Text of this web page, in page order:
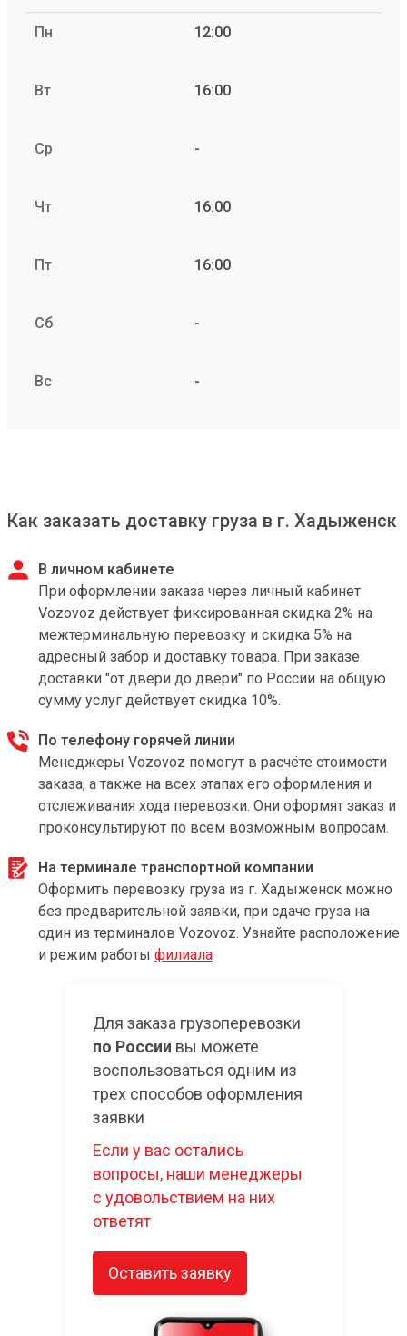
Пн 12:00
Вт 16:00
Ср -
Чт 16:00
Пт 16:00
Сб -
Вс -
Как заказать доставку груза в г. Хадыженск
В личном кабинете
При оформлении заказа через личный кабинет
Vozovoz действует фиксированная скидка 2% на
межтерминальную перевозку и скидка 5% на
адресный забор и доставку товара. При заказе
доставки "от двери до двери" по России на общую
сумму услуг действует скидка 10%.
По телефону горячей линии
Менеджеры Vozovoz помогут в расчёте стоимости
заказа, а также на всех этапах его оформления и
отслеживания хода перевозки. Они оформят заказ и
проконсультируют по всем возможным вопросам.
На терминале транспортной компании
Оформить перевозку груза из г. Хадыженск можно
без предварительной заявки, при сдаче груза на
один из терминалов Vozovoz. Узнайте расположение
и режим работы филиала
Для заказа грузоперевозки
по России вы можете
воспользоваться одним из
трех способов оформления
заявки
Если у вас остались
вопросы, наши менеджеры
с удовольствием на них
ответят
Оставить заявку